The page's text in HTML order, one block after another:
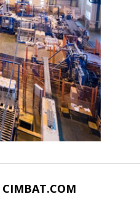
CIMBAT.COM